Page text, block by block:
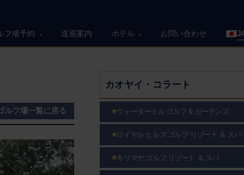
フ場予約 送迎案内 ホテル お問い合わせ
ルフ場一覧に戻る
カオヤイ・コラート
ウォーターミル ゴルフ & ガーデンズ
ロイヤル ヒルズ ゴルフ リゾート ＆ スパ
キリマヤ ゴルフ リゾート ＆ スパ